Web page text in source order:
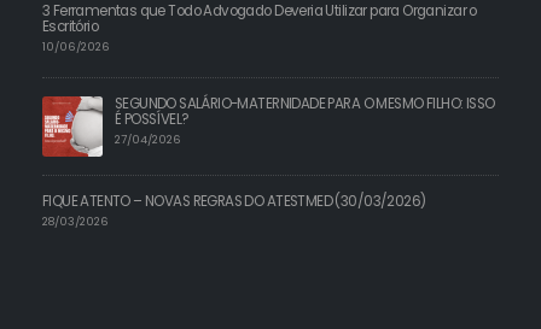
3 Ferramentas que Todo Advogado Deveria Utilizar para Organizar o
Escritório
10/06/2026
SEGUNDO SALÁRIO-MATERNIDADE PARA O MESMO FILHO: ISSO
É POSSÍVEL?
27/04/2026
FIQUE ATENTO – NOVAS REGRAS DO ATESTMED (30/03/2026)
28/03/2026